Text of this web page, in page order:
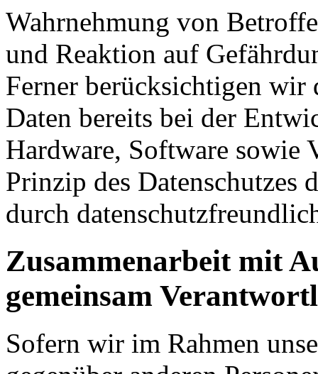
Wahrnehmung von
und Reaktion auf
Ferner berücksichtigen wir
Daten bereits bei der
Hardware, Software sowie
Prinzip des Datenschutzes
durch
Zusammenarbeit mit
gemeinsam
Sofern wir im Rahmen